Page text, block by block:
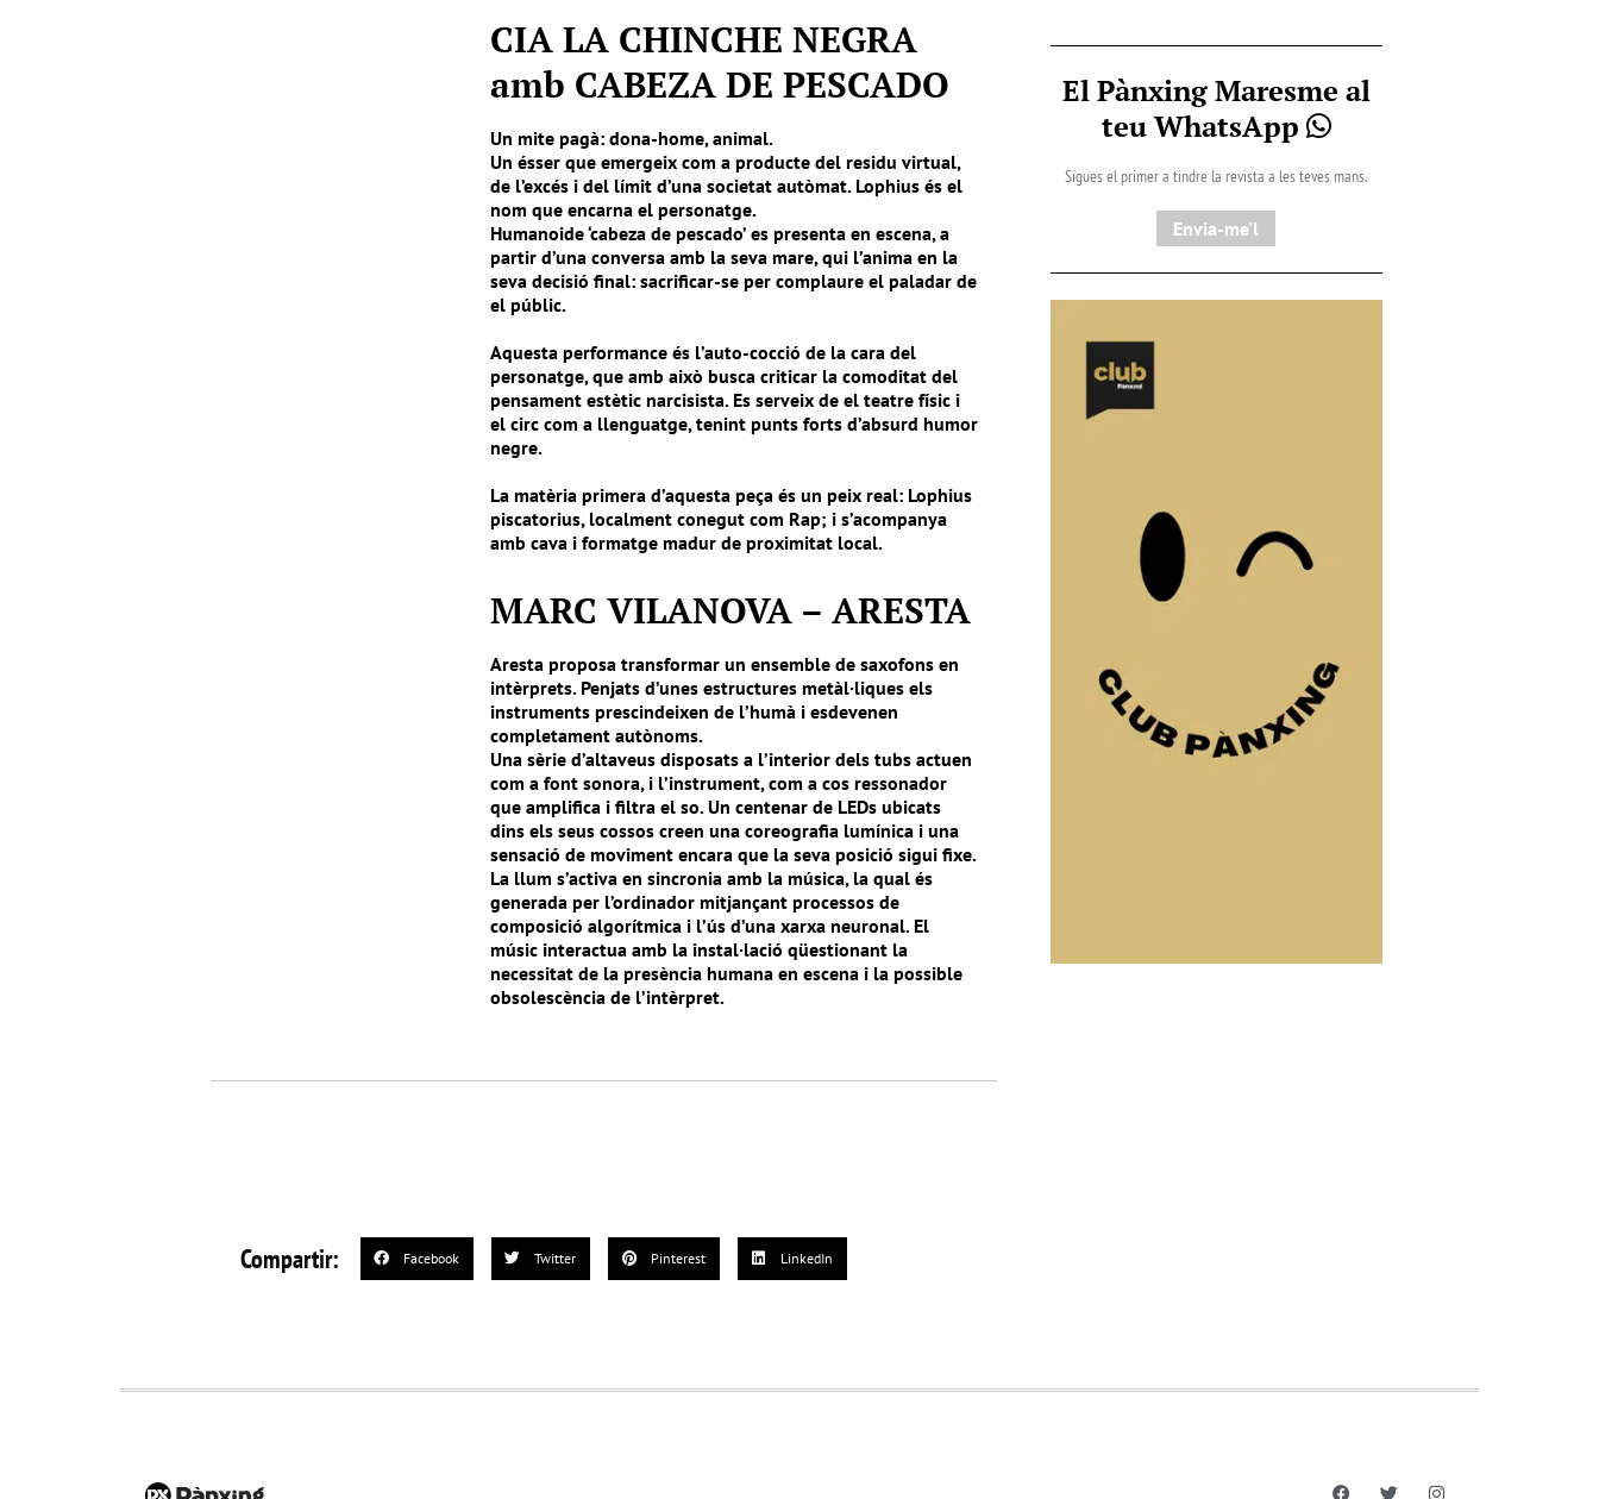
CIA LA CHINCHE NEGRA
amb CABEZA DE PESCADO
Un mite pagà: dona-home, animal.
Un ésser que emergeix com a producte del residu virtual,
de l’excés i del límit d’una societat autòmat. Lophius és el
nom que encarna el personatge.
Humanoide ‘cabeza depescado’ es presenta en escena, a
partir d’una conversa amb la seva mare, qui l’anima en la
seva decisió final: sacrificar-se per complaure el paladar de
el públic.
Aquesta performance és l’auto-cocció de la cara del
personatge, que amb això busca criticar la comoditat del
pensament estètic narcisista. Es serveix de el teatre físic i
el circ com a llenguatge, tenint punts forts d’absurd humor
negre.
La matèria primera d’aquesta peça és un peix real: Lophius
piscatorius, localment conegut com Rap; i s’acompanya
amb cava i formatge madur de proximitat local.
MARC VILANOVA – ARESTA
Aresta proposa transformar un ensemble de saxofons en
intèrprets. Penjats d’unes estructures metàl·liques els
instruments prescindeixen de l’humà i esdevenen
completament autònoms.
Una sèrie d’altaveus disposats a l’interior dels tubs actuen
com a font sonora, i l’instrument, com a cos ressonador
que amplifica i filtra el so. Un centenar de LEDs ubicats
dins els seus cossos creen una coreografia lumínica i una
sensació de moviment encara que la seva posició sigui fixe.
La llum s’activa en sincronia amb la música, la qual és
generada per l’ordinador mitjançant processos de
composició algorítmica i l’ús d’una xarxa neuronal. El
músic interactua amb la instal·lació qüestionant la
necessitat de la presència humana en escena i la possible
obsolescència de l’intèrpret.
Compartir: Facebook Twitter Pinterest LinkedIn
El Pànxing Maresme al
teu WhatsApp
Sigues el primer a tindre la revista a les teves mans.
Envia-me'l